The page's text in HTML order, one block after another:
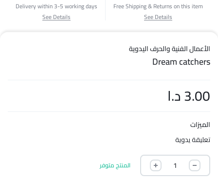
Free Shipping & Returns on this item
See Details
Delivery within 3-5 working days
See Details
الأعمال الفنية والحرف اليدوية
Dream catchers
3.00د.ا
الميزات
تعليقة يدوية
المنتج متوفر